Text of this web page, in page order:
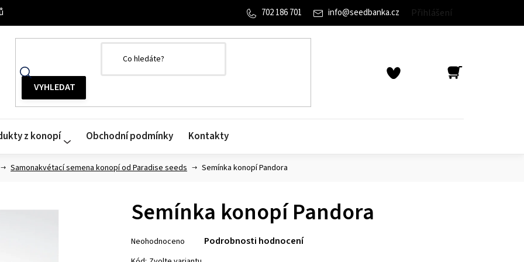
Přihlášení
info@seedbanka.cz
702 186 701
KOŠÍK
z konopí Obchodní podmínky Kontakty
Samonakvétací semena konopí od Paradise seeds Semínka konopí Pandora
Semínka konopí Pandora
hodnocení
Neohodnoceno Podrobnosti hodnocení